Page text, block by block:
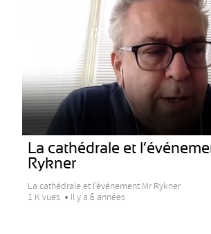
La cathédrale et
Rykner
La cathédrale et l’événement Mr Rykner
1 K vues
Il y a 6 années